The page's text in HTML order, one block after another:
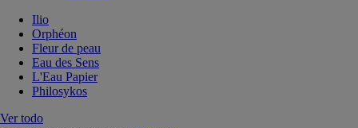
Ilio
Orphéon
Fleur de peau
Eau des Sens
L'Eau Papier
Philosykos
Ver todo